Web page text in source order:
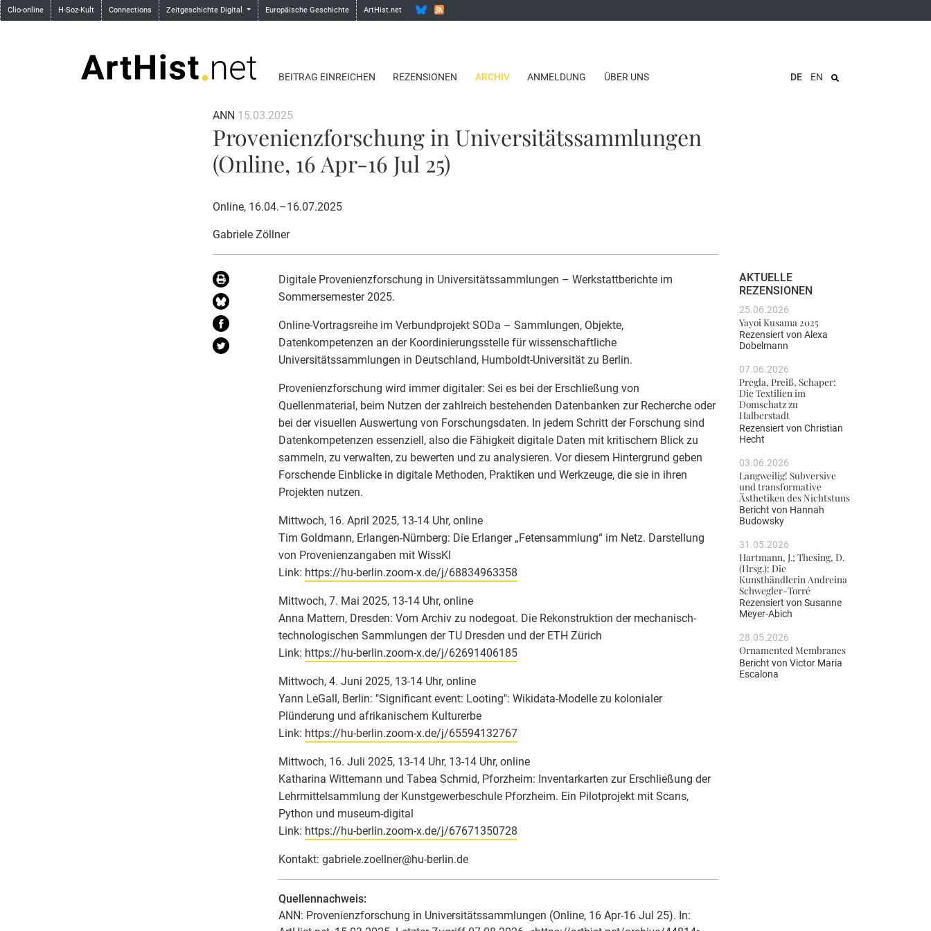
Clio-online H-Soz-Kult Connections Zeitgeschichte Digital Europäische Geschichte ArtHist.net
BEITRAG EINREICHEN REZENSIONEN ARCHIV ANMELDUNG ÜBER UNS DE EN
ANN 15.03.2025
Provenienzforschung in Universitätssammlungen
(Online, 16 Apr-16 Jul 25)
Online, 16.04.–16.07.2025
Gabriele Zöllner
Digitale Provenienzforschung in Universitätssammlungen – Werkstattberichte im
Sommersemester 2025.
Online-Vortragsreihe im Verbundprojekt SODa – Sammlungen, Objekte,
Datenkompetenzen an der Koordinierungsstelle für wissenschaftliche
Universitätssammlungen in Deutschland, Humboldt-Universität zu Berlin.
Provenienzforschung wird immer digitaler: Sei es bei der Erschließung von
Quellenmaterial, beim Nutzen der zahlreich bestehenden Datenbanken zur Recherche oder
bei der visuellen Auswertung von Forschungsdaten. In jedem Schritt der Forschung sind
Datenkompetenzen essenziell, also die Fähigkeit digitale Daten mit kritischem Blick zu
sammeln, zu verwalten, zu bewerten und zu analysieren. Vor diesem Hintergrund geben
Forschende Einblicke in digitale Methoden, Praktiken und Werkzeuge, die sie in ihren
Projekten nutzen.
Mittwoch, 16. April 2025, 13-14 Uhr, online
Tim Goldmann, Erlangen-Nürnberg: Die Erlanger „Fetensammlung“ im Netz. Darstellung
von Provenienzangaben mit WissKI
Link: https://hu-berlin.zoom-x.de/j/68834963358
Mittwoch, 7. Mai 2025, 13-14 Uhr, online
Anna Mattern, Dresden: Vom Archiv zu nodegoat. Die Rekonstruktion der mechanisch-
technologischen Sammlungen der TU Dresden und der ETH Zürich
Link: https://hu-berlin.zoom-x.de/j/62691406185
Mittwoch, 4. Juni 2025, 13-14 Uhr, online
Yann LeGall, Berlin: "Significant event: Looting": Wikidata-Modelle zu kolonialer
Plünderung und afrikanischem Kulturerbe
Link: https://hu-berlin.zoom-x.de/j/65594132767
Mittwoch, 16. Juli 2025, 13-14 Uhr, 13-14 Uhr, online
Katharina Wittemann und Tabea Schmid, Pforzheim: Inventarkarten zur Erschließung der
Lehrmittelsammlung der Kunstgewerbeschule Pforzheim. Ein Pilotprojekt mit Scans,
Python und museum-digital
Link: https://hu-berlin.zoom-x.de/j/67671350728
Kontakt: gabriele.zoellner@hu-berlin.de
Quellennachweis:
ANN: Provenienzforschung in Universitätssammlungen (Online, 16 Apr-16 Jul 25). In:
AKTUELLE
REZENSIONEN
25.06.2026
Yayoi Kusama 2025
Rezensiert von Alexa
Dobelmann
07.06.2026
Pregla, Preiß, Schaper:
Die Textilien im
Domschatz zu
Halberstadt
Rezensiert von Christian
Hecht
03.06.2026
Langweilig! Subversive
und transformative
Ästhetiken des Nichtstuns
Bericht von Hannah
Budowsky
31.05.2026
Hartmann, J.; Thesing, D.
(Hrsg.): Die
Kunsthändlerin Andreina
Schwegler-Torré
Rezensiert von Susanne
Meyer-Abich
28.05.2026
Ornamented Membranes
Bericht von Victor Maria
Escalona